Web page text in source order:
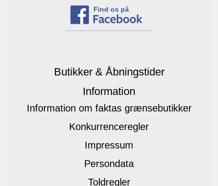
Find os på
Butikker & Åbningstider
Information
Information om faktas grænsebutikker
Konkurrenceregler
Impressum
Persondata
Toldregler